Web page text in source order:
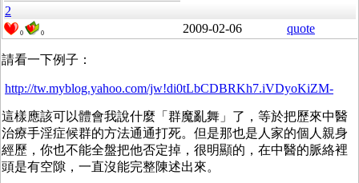
2
0 0 2009-02-06 quote
請看一下例子：
http://tw.myblog.yahoo.com/jw!di0tLbCDBRKh7.iVDyoKiZM-
這樣應該可以體會我說什麼「群魔亂舞」了，等於把歷來中醫
治療手淫症候群的方法通通打死。但是那也是人家的個人親身
經歷，你也不能全盤把他否定掉，很明顯的，在中醫的脈絡裡
頭是有空隙，一直沒能完整陳述出來。